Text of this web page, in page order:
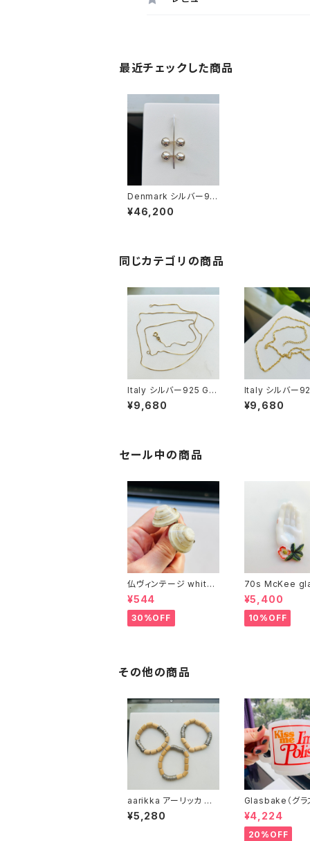
最近チェックした商品
Denmark シルバー92
5 Neils Erik From ペ
ンダントトップ
¥46,200
同じカテゴリの商品
Italy シルバー925 GP
ボックスチェーン（76c
m）
¥9,680
Italy シルバー
ツイストチェー
cm）
¥9,680
セール中の商品
仏ヴィンテージ white l
ucite confetti 山型イ
ヤリング
¥544
30%OFF
70s McKee
ompany ハンドペイン
トハンド小皿（赤
¥5,400
10%OFF
その他の商品
aarikka アーリッカ W
ASHER＆WOODブレ
スレット
¥5,280
Glasbake（グラ
ク）ミルクガラス
¥4,224
20%OFF